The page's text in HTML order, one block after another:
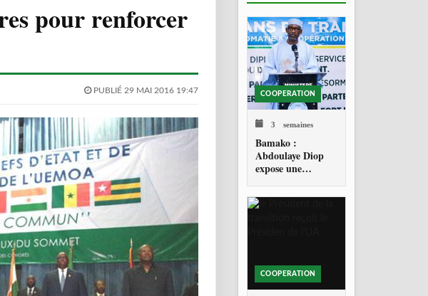
pour renforcer
PUBLIÉ 29 MAI 2016 19:47 COOPERATION
3 semaines
Bamako :
Abdoulaye Diop
expose une
malienne fondée
sur la souveraineté
COOPERATION